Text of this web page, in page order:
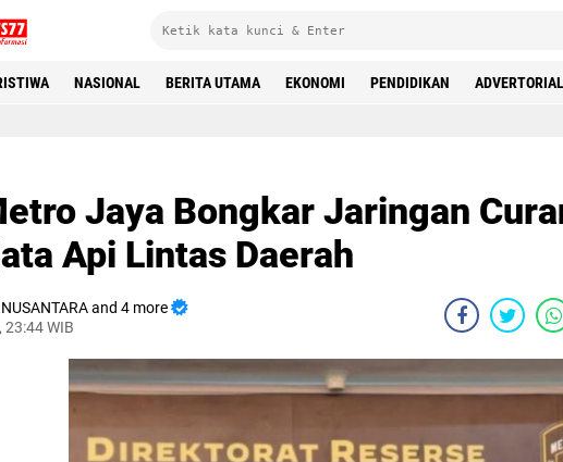
NASIONAL BERITA UTAMA EKONOMI PENDIDIKAN ADVERTORIAL
Jaya Bongkar Jaringan
Api Lintas Daerah‎
NUSANTARA and 4 more
WIB